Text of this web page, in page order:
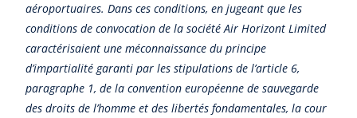
aéroportuaires. Dans ces conditions, en jugeant que les
conditions de convocation de la société Air Horizont Limited
caractérisaient une méconnaissance du principe
d’impartialité garanti par les stipulations de l’article 6,
paragraphe 1, de la convention européenne de sauvegarde
des droits de l’homme et des libertés fondamentales, la cour